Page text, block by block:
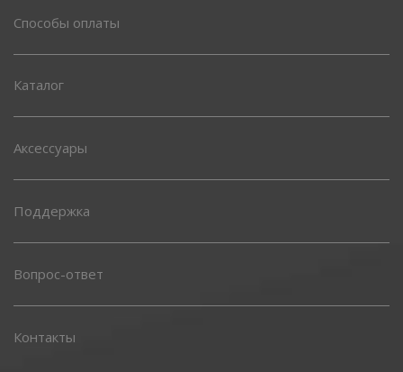
Способы оплаты
Каталог
Аксессуары
Поддержка
Вопрос-ответ
Контакты